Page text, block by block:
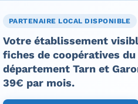
PARTENAIRE LOCAL DISPONIBLE
Votre établissement
fiches de coopératives du
département Tarn et
39€ par mois.